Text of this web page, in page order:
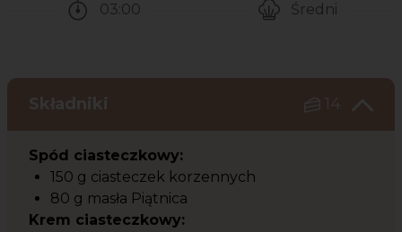
03:00
Średni
Składniki 14
Spód ciasteczkowy:
150 g ciasteczek korzennych
80 g masła Piątnica
Krem ciasteczkowy: